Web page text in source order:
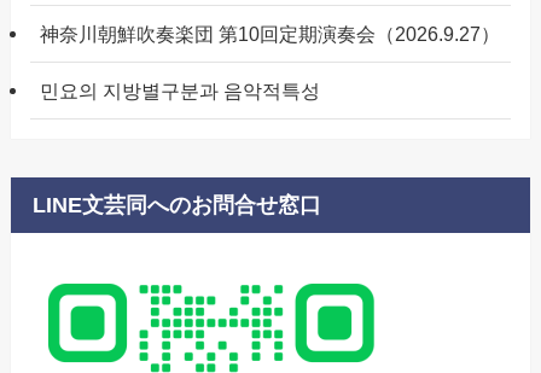
神奈川朝鮮吹奏楽団 第10回定期演奏会（2026.9.27）
민요의 지방별구분과 음악적특성
LINE文芸同へのお問合せ窓口